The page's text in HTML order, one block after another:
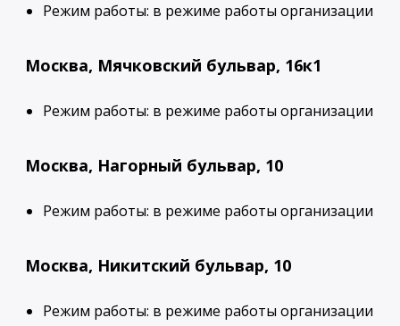
Режим работы: в режиме работы организации
Москва, Мячковский бульвар, 16к1
Режим работы: в режиме работы организации
Москва, Нагорный бульвар, 10
Режим работы: в режиме работы организации
Москва, Никитский бульвар, 10
Режим работы: в режиме работы организации